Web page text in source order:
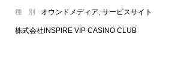
種別 オウンドメディア, サービスサイト
株式会社INSPIRE VIP CASINO CLUB